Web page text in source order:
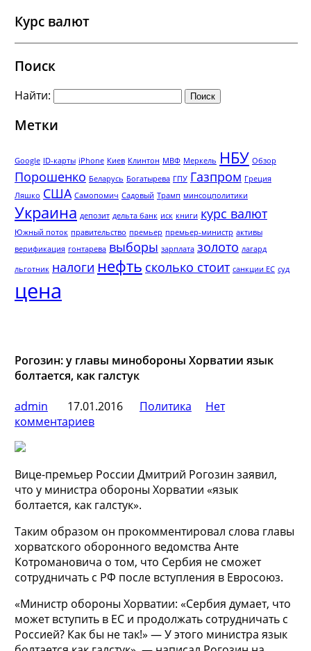
Курс валют
Поиск
Найти:
Метки
Google ID-карты iPhone Киев Клинтон МВФ Меркель НБУ Обзор
Порошенко Беларусь Богатырева ГПУ Газпром Греция
Ляшко США Самопомич Садовый Трамп минсоцполитики
Украина депозит дельта банк иск книги курс валют
Южный поток правительство премьер премьер-министр активы
верификация гонтарева выборы зарплата золото лагард
льготник налоги нефть сколько стоит санкции ЕС суд
цена
Рогозин: у главы минобороны Хорватии язык
болтается, как галстук
admin
17.01.2016 Политика
Нет
комментариев
Вице-премьер России Дмитрий Рогозин заявил,
что у министра обороны Хорватии «язык
болтается, как галстук».
Таким образом он прокомментировал слова главы
хорватского оборонного ведомства Анте
Котромановича о том, что Сербия не сможет
сотрудничать с РФ после вступления в Евросоюз.
«Министр обороны Хорватии: «Сербия думает, что
может вступить в ЕС и продолжать сотрудничать с
Россией? Как бы не так!» — У этого министра язык